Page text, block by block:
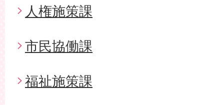
人権施策課
市民協働課
福祉施策課